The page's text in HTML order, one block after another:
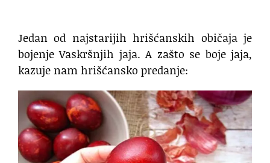
Jedan od najstarijih hrišćanskih običaja je
bojenje Vaskršnjih jaja. A zašto se boje jaja,
kazuje nam hrišćansko predanje: